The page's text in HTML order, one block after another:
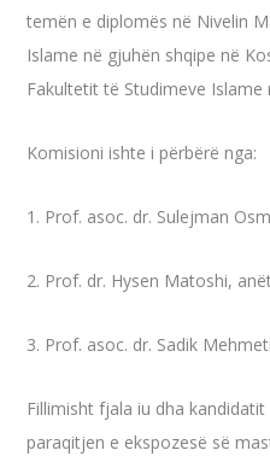
temën e diplomës në Nivelin
Islame në gjuhën shqipe në
Fakultetit të Studimeve Islame
Komisioni ishte i përbërë nga:
1. Prof. asoc. dr. Sulejman
2. Prof. dr. Hysen Matoshi,
3. Prof. asoc. dr. Sadik
Fillimisht fjala iu dha
paraqitjen e ekspozesë së